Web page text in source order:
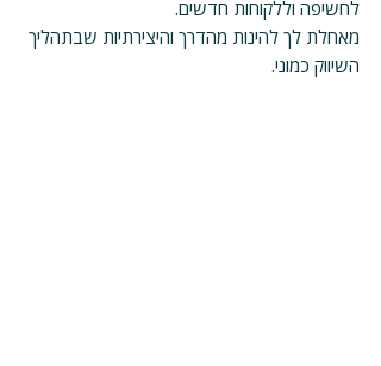
לחשיפה וללקוחות חדשים.
מאחלת לך להינות מהדרך והיצירתיות שבתהליך
השיווק כמוני.